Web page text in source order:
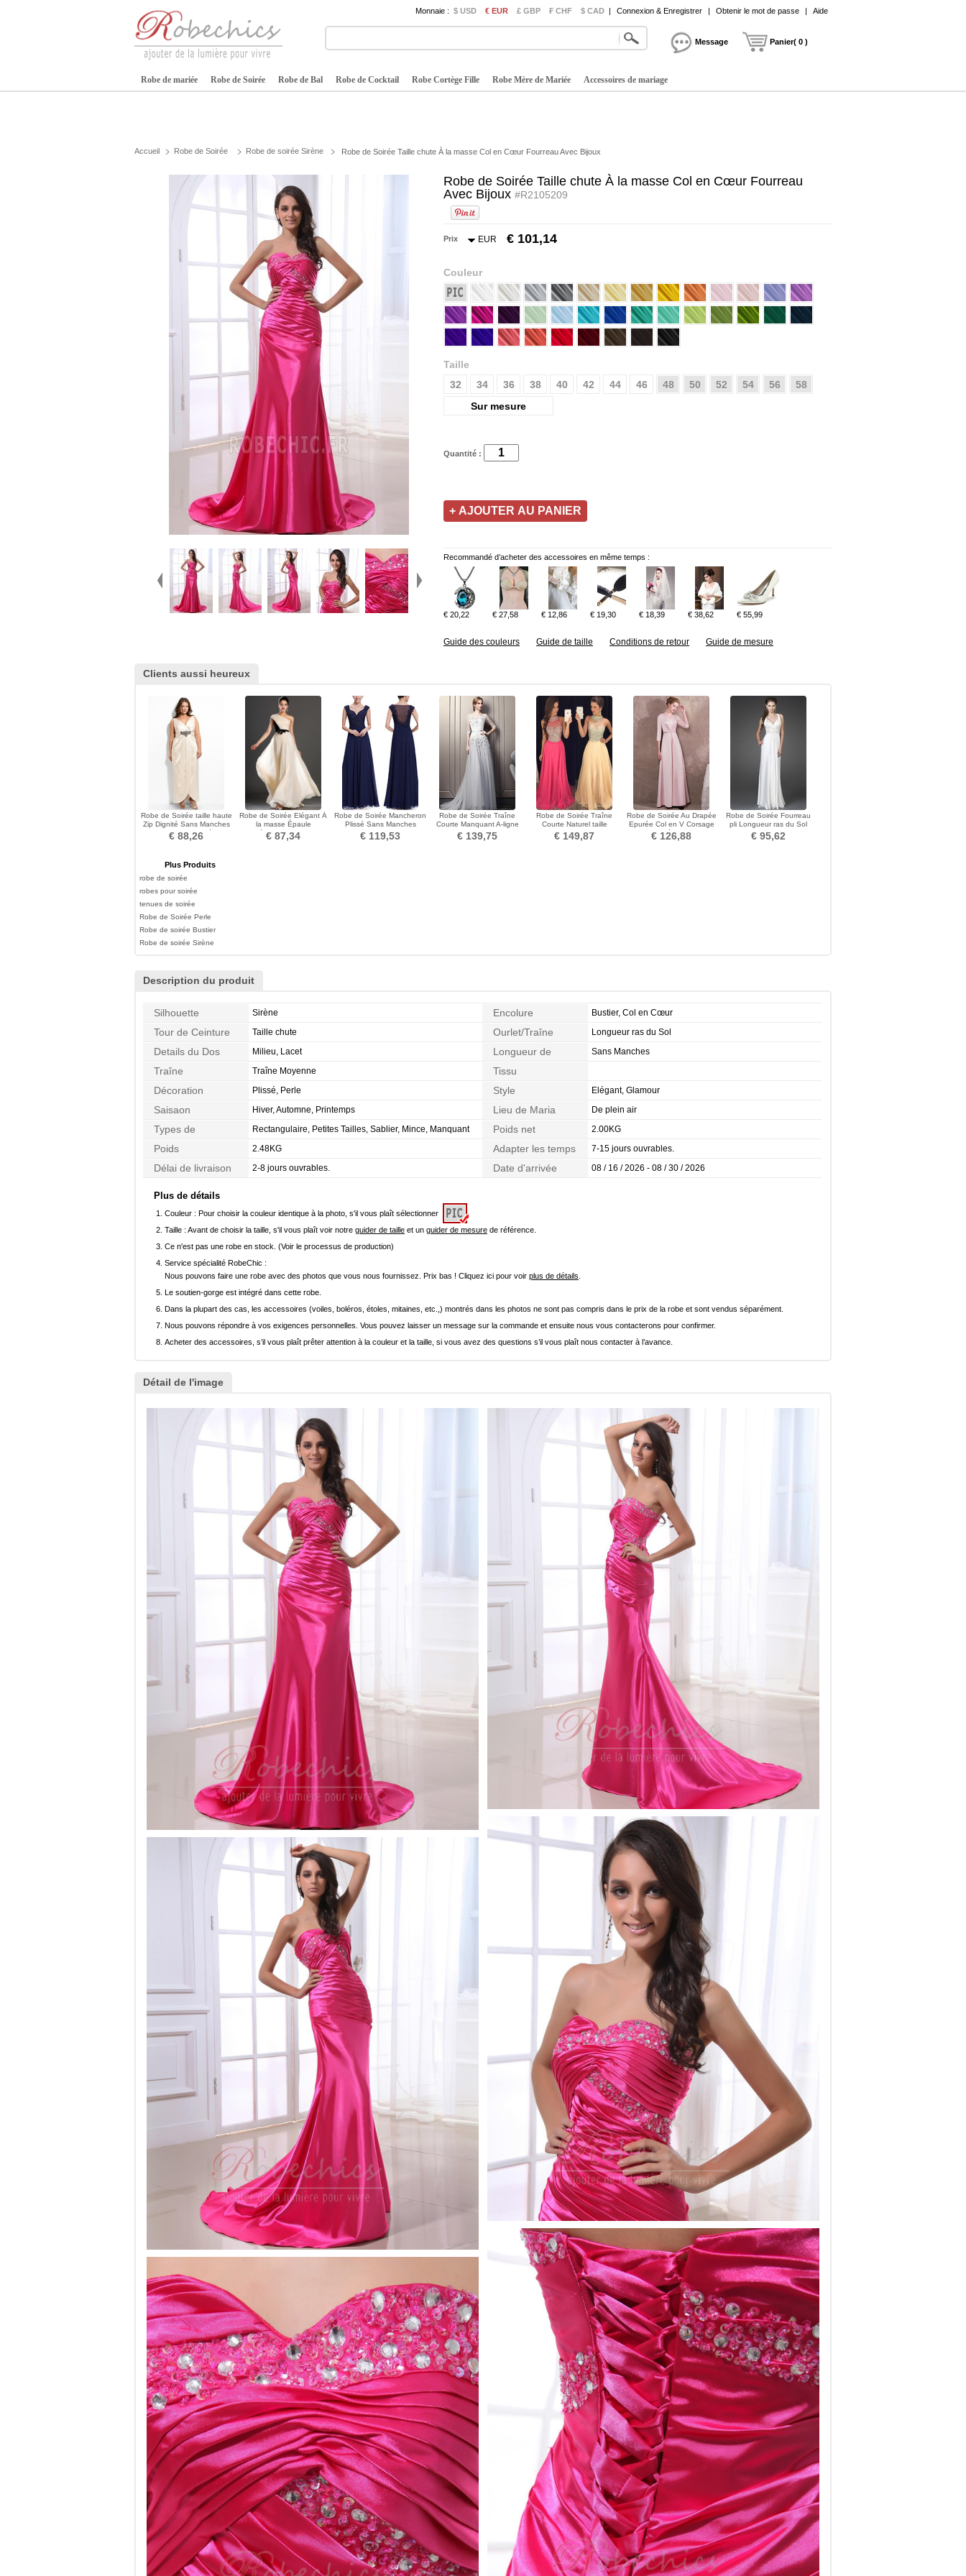
Monnaie : $ USD € EUR £ GBP ₣ CHF $ CAD | Connexion & Enregistrer | Obtenir le mot de passe | Aide
Message Panier( 0 )
Robe de mariée Robe de Soirée Robe de Bal Robe de Cocktail Robe Cortège Fille Robe Mère de Mariée Accessoires de mariage
Accueil Robe de Soirée Robe de soirée Sirène Robe de Soirée Taille chute À la masse Col en Cœur Fourreau Avec Bijoux
Robe de Soirée Taille chute À la masse Col en Cœur Fourreau
Avec Bijoux #R2105209
Prix EUR € 101,14
Couleur
Taille
32
34 36 38 40 42 44 46 48 50 52 54 56
58
Sur mesure
Quantité :
Recommandé d’acheter des accessoires en même temps :
€ 20,22 € 27,58 € 12,86 € 19,30 € 18,39 € 38,62 € 55,99
Guide des couleurs Guide de taille Conditions de retour Guide de mesure
Clients aussi heureux
Robe de Soirée taille haute
Zip Dignité Sans Manches
Col en V Foncé
€ 88,26
Robe de Soirée Elégant À
la masse Épaule
Asymétrique Ceintures en
Étoffe
€ 87,34
Robe de Soirée Mancheron
Plissé Sans Manches
Formelle Naturel taille
€ 119,53
Robe de Soirée Traîne
Courte Manquant A-ligne
3/4 Manche Formelle
€ 139,75
Robe de Soirée Traîne
Courte Naturel taille
Printemps Manquant
€ 149,87
Robe de Soirée Au Drapée
Epurée Col en V Corsage
plissé Hiver
€ 126,88
Robe de Soirée Fourreau
pli Longueur ras du Sol
Sablier Col en V
€ 95,62
Plus Produits
robe de soirée
robes pour soirée
tenues de soirée
Robe de Soirée Perle
Robe de soirée Bustier
Robe de soirée Sirène
Description du produit
Silhouette Sirène Encolure Bustier, Col en Cœur
Tour de Ceinture Taille chute Ourlet/Traîne Longueur ras du Sol
Details du Dos Milieu, Lacet
Longueur de
Manches
Sans Manches
Traîne Traîne Moyenne
Tissu
Décoration
Plissé, Perle Style Elégant, Glamour
Saisaon Hiver, Automne, Printemps Lieu de Maria De plein air
Types de
Morphologie
Rectangulaire, Petites Tailles, Sablier, Mince, Manquant Poids net 2.00KG
Poids 2.48KG Adapter les temps 7-15 jours ouvrables.
Délai de livraison 2-8 jours ouvrables. Date d'arrivée 08 / 16 / 2026 - 08 / 30 / 2026
Plus de détails
Couleur : Pour choisir la couleur identique à la photo, s'il vous plaît sélectionner
Taille : Avant de choisir la taille, s'il vous plaît voir notre guider de taille et un guider de mesure de référence.
Ce n'est pas une robe en stock. (Voir le processus de production)
Service spécialité RobeChic :
Nous pouvons faire une robe avec des photos que vous nous fournissez. Prix bas ! Cliquez ici pour voir plus de détails
Le soutien-gorge est intégré dans cette robe.
Dans la plupart des cas, les accessoires (voiles, boléros, étoles, mitaines, etc.,) montrés dans les photos ne sont pas compris dans le prix de la robe et sont vendus séparément.
Nous pouvons répondre à vos exigences personnelles. Vous pouvez laisser un message sur la commande et ensuite nous vous contacterons pour confirmer.
Acheter des accessoires, s’il vous plaît prêter attention à la couleur et la taille, si vous avez des questions s’il vous plaît nous contacter à l’avance.
Détail de l'image